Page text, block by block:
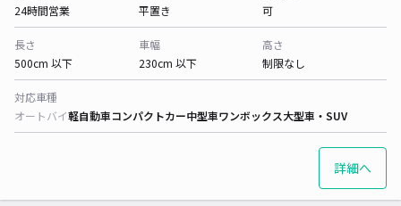
24時間営業
平置き
可
長さ
500cm 以下
車幅
230cm 以下
高さ
制限なし
対応車種
オートバイ軽自動車コンパクトカー中型車ワンボックス大型車・SUV
詳細へ